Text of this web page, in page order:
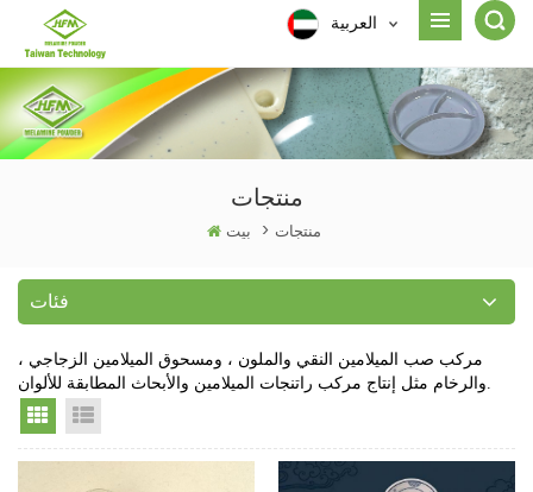
العربية
منتجات
بيت > منتجات
فئات
مركب صب الميلامين النقي والملون ، ومسحوق الميلامين الزجاجي ،
Grid View